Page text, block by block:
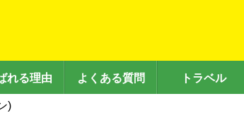
れる理由 よくある質問 トラベル
)